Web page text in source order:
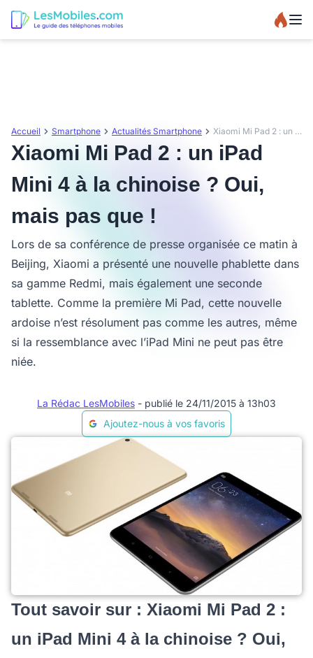
Accueil Smartphone Actualités Smartphone Xiaomi Mi Pad 2 : un iPad Mini 4 à la chinoise ? Oui, mais pas que !
Xiaomi Mi Pad 2 : un iPad
Mini 4 à la chinoise ? Oui,
mais pas que !
Lors de sa conférence de presse organisée ce matin à
Beijing, Xiaomi a présenté une nouvelle phablette dans
sa gamme Redmi, mais également une seconde
tablette. Comme la première Mi Pad, cette nouvelle
ardoise n’est résolument pas comme les autres, même
si la ressemblance avec l’iPad Mini ne peut pas être
niée.
La Rédac LesMobiles - publié le 24/11/2015 à 13h03
Ajoutez-nous à vos favoris
Tout savoir sur : Xiaomi Mi Pad 2 :
un iPad Mini 4 à la chinoise ? Oui,